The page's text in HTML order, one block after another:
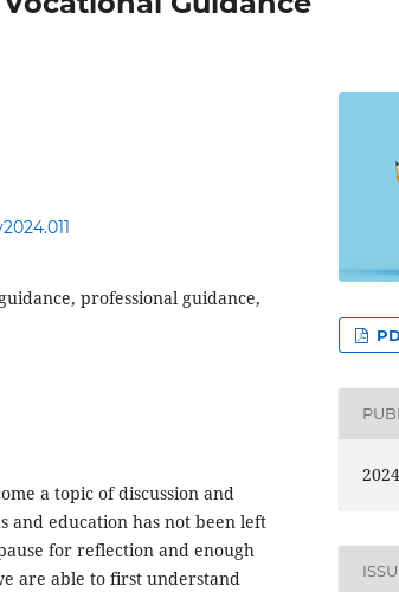
professional guidance,
a topic of discussion and
and education has not been left
for reflection and enough
are able to first understand